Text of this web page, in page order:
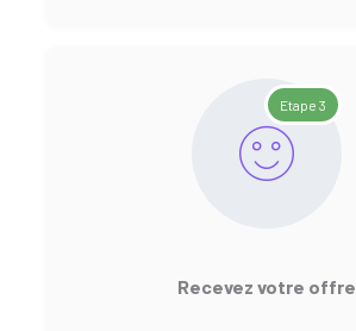
Etape 3
Recevez votre offre